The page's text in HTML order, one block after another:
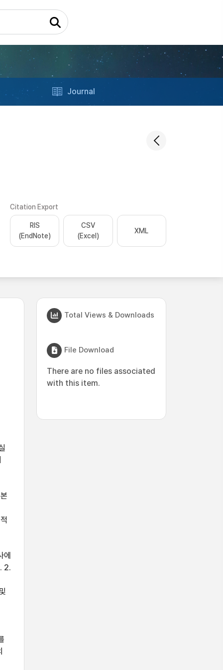
Journal
Citation Export
RIS
(EndNote)
CSV
(Excel)
XML
에
2.
Total Views & Downloads
File Download
There are no files associated
with this item.